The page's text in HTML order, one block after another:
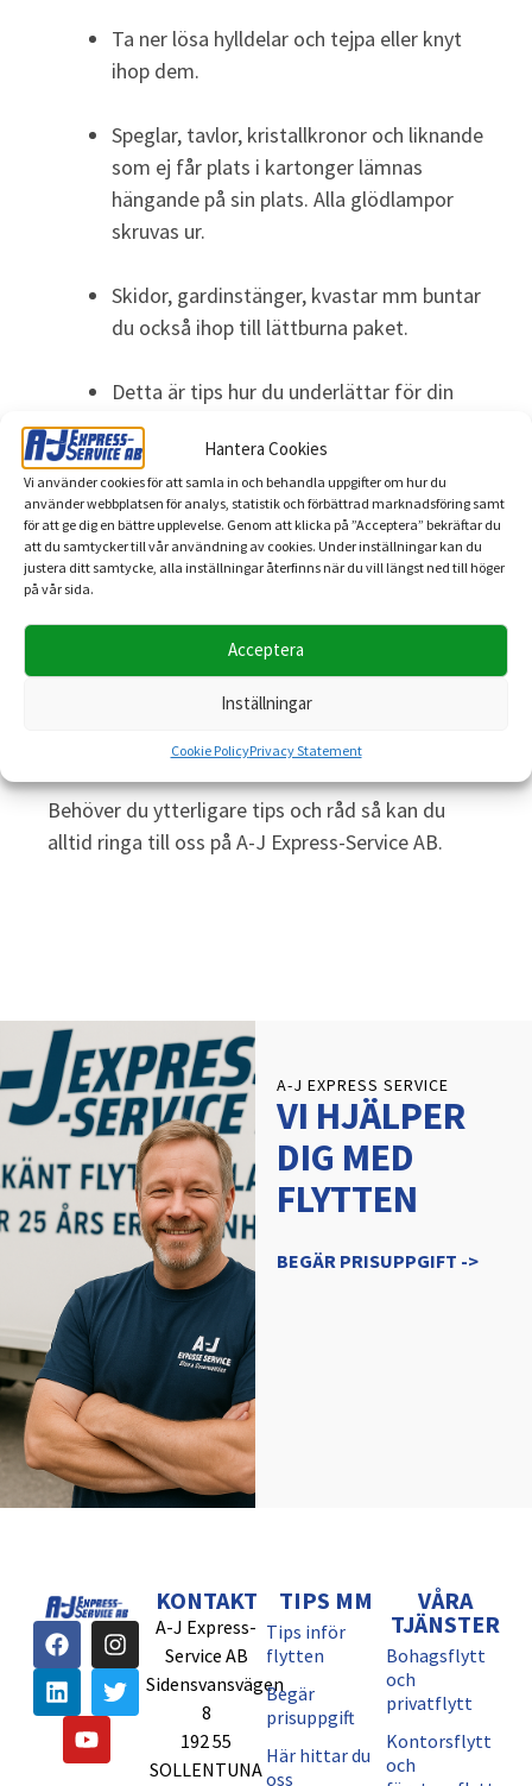
Hantera Cookies
Vi använder cookies för att samla in och behandla uppgifter om hur du
använder webbplatsen för analys, statistik och förbättrad marknadsföring samt
för att ge dig en bättre upplevelse. Genom att klicka på ”Acceptera” bekräftar du
att du samtycker till vår användning av cookies. Under inställningar kan du
justera ditt samtycke, alla inställningar återfinns när du vill längst ned till höger
på vår sida.
Acceptera
Inställningar
Cookie PolicyPrivacy Statement
Ta ner lösa hylldelar och tejpa eller knyt
ihop dem.
Speglar, tavlor, kristallkronor och liknande
som ej får plats i kartonger lämnas
hängande på sin plats. Alla glödlampor
skruvas ur.
Skidor, gardinstänger, kvastar mm buntar
du också ihop till lättburna paket.
Detta är tips hur du underlättar för din
flytt , För när flyttfirman kommer så går
allt mycket smidigt om allt är packat och
klart. Flyttkartonger finns oftast att
låna/Köpa hos flyttfirmorna.
Ladda gärna ner vårt dokument ”Tips & Råd
Behöver du ytterligare tips och råd så kan du
alltid ringa till oss på A-J Express-Service AB.
A-J EXPRESS SERVICE
VI HJÄLPER
DIG MED
FLYTTEN
BEGÄR PRISUPPGIFT ->
KONTAKT
A-J Express-
Service AB
Sidensvansvägen
8
192 55
SOLLENTUNA
TIPS MM
Tips inför
flytten
Begär
prisuppgift
Här hittar du
oss
VÅRA
TJÄNSTER
Bohagsflytt
och
privatflytt
Kontorsflytt
och